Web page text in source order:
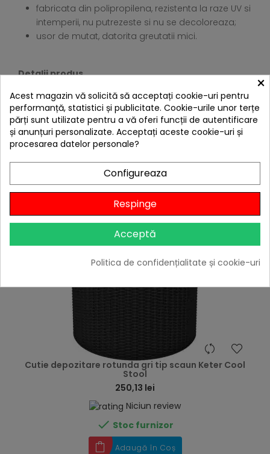
fabricata din polipropilena, rezistenta la raze UV si
intemperii, nu putrezeste si nu se decoloreaza;
usor de mutat, datorita greutatii mici.
Detalii produs
Dimensiuni: 39 x 39 x 43 cm
Greutate: 4 kg
4 ALTE PRODUSE IN ACEEASI
Cutie depozitare rotunda gri tip scaun Keter Cool
Stool
250,13 lei
Niciun review
 Stoc furnizor
Adaugă în Coș
×
Acest magazin vă solicită să acceptați cookie-uri pentru
performanță, statistici și publicitate. Cookie-urile unor terțe
părți sunt utilizate pentru a vă oferi funcții de autentificare
și anunțuri personalizate. Acceptați aceste cookie-uri și
procesarea datelor personale?
Configureaza
Respinge
Acceptă
Politica de confidențialitate și cookie-uri